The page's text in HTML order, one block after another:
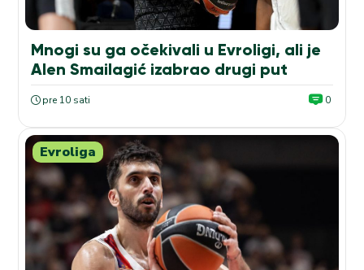
Mnogi su ga očekivali u Evroligi, ali je
Alen Smailagić izabrao drugi put
pre 10 sati 0
Evroliga